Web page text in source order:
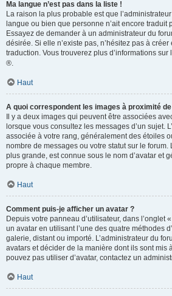
Ma langue n’est pas dans la liste !
La raison la plus probable est que
langue ou bien que personne n’ait encore traduit
Essayez de demander à un administrateur du
désirée. Si elle n’existe pas, n’hésitez pas à
traduction. Vous trouverez plus d’informations sur
®.
Haut
A quoi correspondent les images à proximité
Il y a deux images qui peuvent être associées
lorsque vous consultez les messages d’un sujet.
associée à votre rang, généralement des étoiles
nombre de messages ou votre statut sur le
plus grande, est connue sous le nom d’avatar et
propre à chaque membre.
Haut
Comment puis-je afficher un avatar ?
Depuis votre panneau d’utilisateur, dans l’onglet
un avatar en utilisant l’une des quatre méthodes
galerie, distant ou importé. L’administrateur du
avatars et décider de la manière dont ils sont mis
pouvez pas utiliser d’avatar, contactez un
Haut